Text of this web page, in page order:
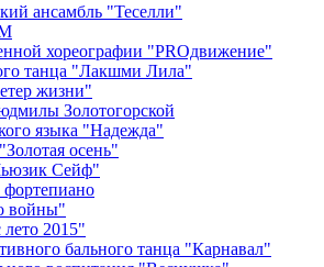
ансамбль "Теселли"
хореографии "PROдвижение"
танца "Лакшми Лила"
жизни"
Золотогорской
языка "Надежда"
осень"
Сейф"
войны"
2015"
бального танца "Карнавал"